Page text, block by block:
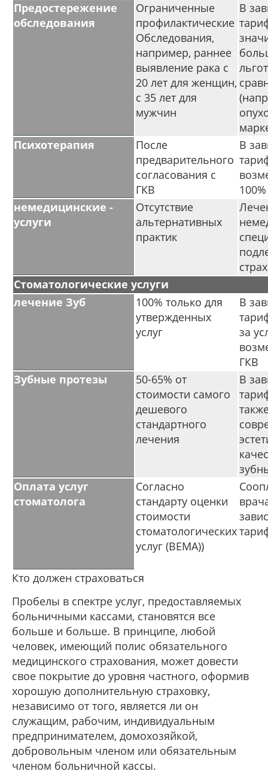
Предостережение
обследования
Ограниченные
профилактические
Обследования,
например, раннее
выявление рака с
20 лет для женщин,
с 35 лет для
мужчин
В
Психотерапия
После
предварительного
согласования с
ГКВ
В
100%
немедицинскиe -
услуги
Отсутствие
альтернативных
практик
Стоматологические услуги
лечение Зуб
100% только для
утвержденных
услуг
В
за
ГКВ
Зубные протезы
50-65% от
стоимости самого
дешевого
стандартного
лечения
В
Оплата услуг
стоматолога
Согласно
стандарту оценки
стоимости
стоматологических
услуг (BEMA))
Кто должен страховаться
Пробелы в спектре услуг, предоставляемых
больничными кассами, становятся все
больше и больше. В принципе, любой
человек, имеющий полис обязательного
медицинского страхования, может довести
свое покрытие до уровня частного, оформив
хорошую дополнительную страховку,
независимо от того, является ли он
служащим, рабочим, индивидуальным
предпринимателем, домохозяйкой,
добровольным членом или обязательным
членом больничной кассы.